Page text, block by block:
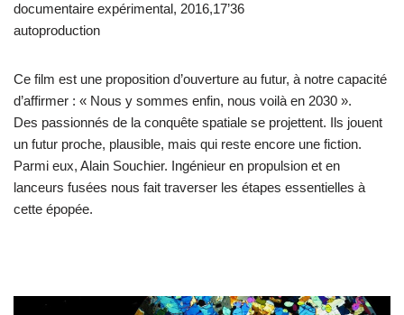
documentaire expérimental, 2016,17’36
autoproduction
Ce film est une proposition d’ouverture au futur, à notre capacité
d’affirmer : « Nous y sommes enfin, nous voilà en 2030 ».
Des passionnés de la conquête spatiale se projettent. Ils jouent
un futur proche, plausible, mais qui reste encore une fiction.
Parmi eux, Alain Souchier. Ingénieur en propulsion et en
lanceurs fusées nous fait traverser les étapes essentielles à
cette épopée.